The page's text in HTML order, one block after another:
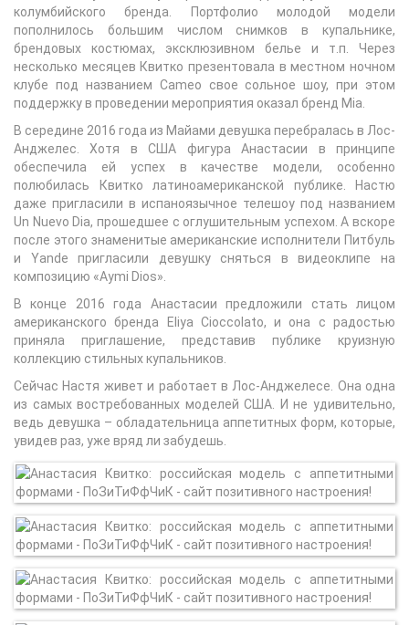
колумбийского бренда. Портфолио молодой модели
пополнилось большим числом снимков в купальнике,
брендовых костюмах, эксклюзивном белье и т.п. Через
несколько месяцев Квитко презентовала в местном ночном
клубе под названием Cameo свое сольное шоу, при этом
поддержку в проведении мероприятия оказал бренд Mia.
В середине 2016 года из Майами девушка перебралась в Лос-
Анджелес. Хотя в США фигура Анастасии в принципе
обеспечила ей успех в качестве модели, особенно
полюбилась Квитко латиноамериканской публике. Настю
даже пригласили в испаноязычное телешоу под названием
Un Nuevo Dia, прошедшее с оглушительным успехом. А вскоре
после этого знаменитые американские исполнители Питбуль
и Yande пригласили девушку сняться в видеоклипе на
композицию «Aymi Dios».
В конце 2016 года Анастасии предложили стать лицом
американского бренда Eliya Cioccolato, и она с радостью
приняла приглашение, представив публике круизную
коллекцию стильных купальников.
Сейчас Настя живет и работает в Лос-Анджелесе. Она одна
из самых востребованных моделей США. И не удивительно,
ведь девушка – обладательница аппетитных форм, которые,
увидев раз, уже вряд ли забудешь.